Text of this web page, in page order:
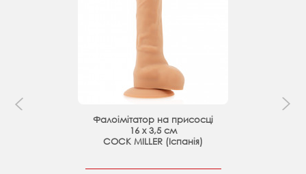
Фалоімітатор на присосці
16 х 3,5 см
COCK MILLER (Іспанія)